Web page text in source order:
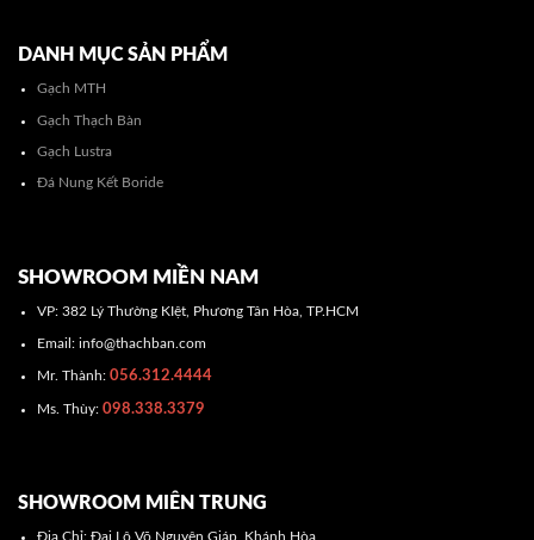
DANH MỤC SẢN PHẨM
Gạch MTH
Gạch Thạch Bàn
Gạch Lustra
Đá Nung Kết Boride
SHOWROOM MIỀN NAM
VP: 382 Lý Thường KIệt, Phương Tân Hòa, TP.HCM
Email: info@thachban.com
Mr. Thành:056.312.4444
Ms. Thùy: 098.338.3379
SHOWROOM MIÊN TRUNG
Địa Chỉ: Đại Lộ Võ Nguyên Giáp, Khánh Hòa